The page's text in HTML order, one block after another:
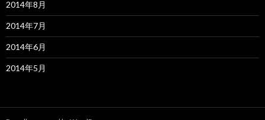
2014年8月
2014年7月
2014年6月
2014年5月